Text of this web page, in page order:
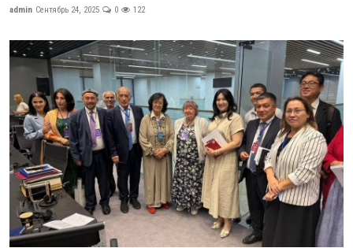
admin Сентябрь 24, 2025 0 122